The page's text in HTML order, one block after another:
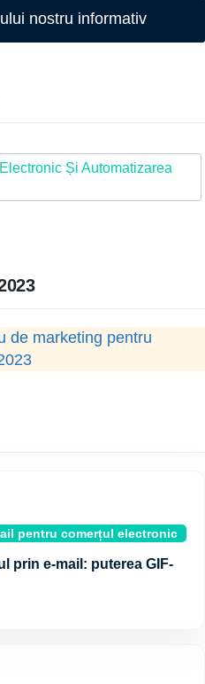
nostru informativ
Și Automatizarea
de marketing pentru
pentru comerțul electronic
prin e-mail: puterea GIF-